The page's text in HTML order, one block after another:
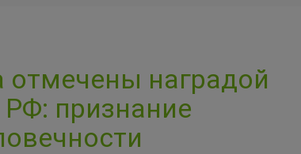
отмечены наградой
РФ: признание